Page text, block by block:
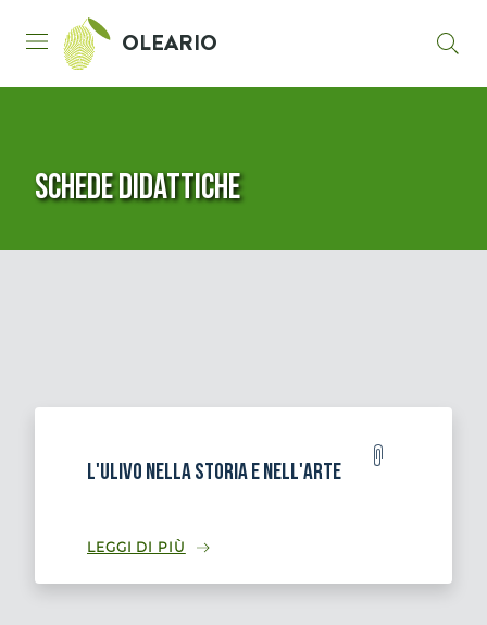
Vai al contenuto principale
Vai al piè di pagina
OLEARIO
Schede didattiche
L'ulivo nella storia e nell'arte
LEGGI DI PIÙ